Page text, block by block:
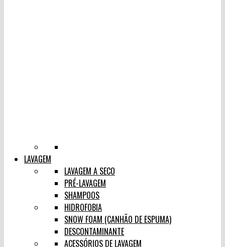
LAVAGEM
LAVAGEM A SECO
PRÉ-LAVAGEM
SHAMPOOS
HIDROFOBIA
SNOW FOAM (CANHÃO DE ESPUMA)
DESCONTAMINANTE
ACESSÓRIOS DE LAVAGEM